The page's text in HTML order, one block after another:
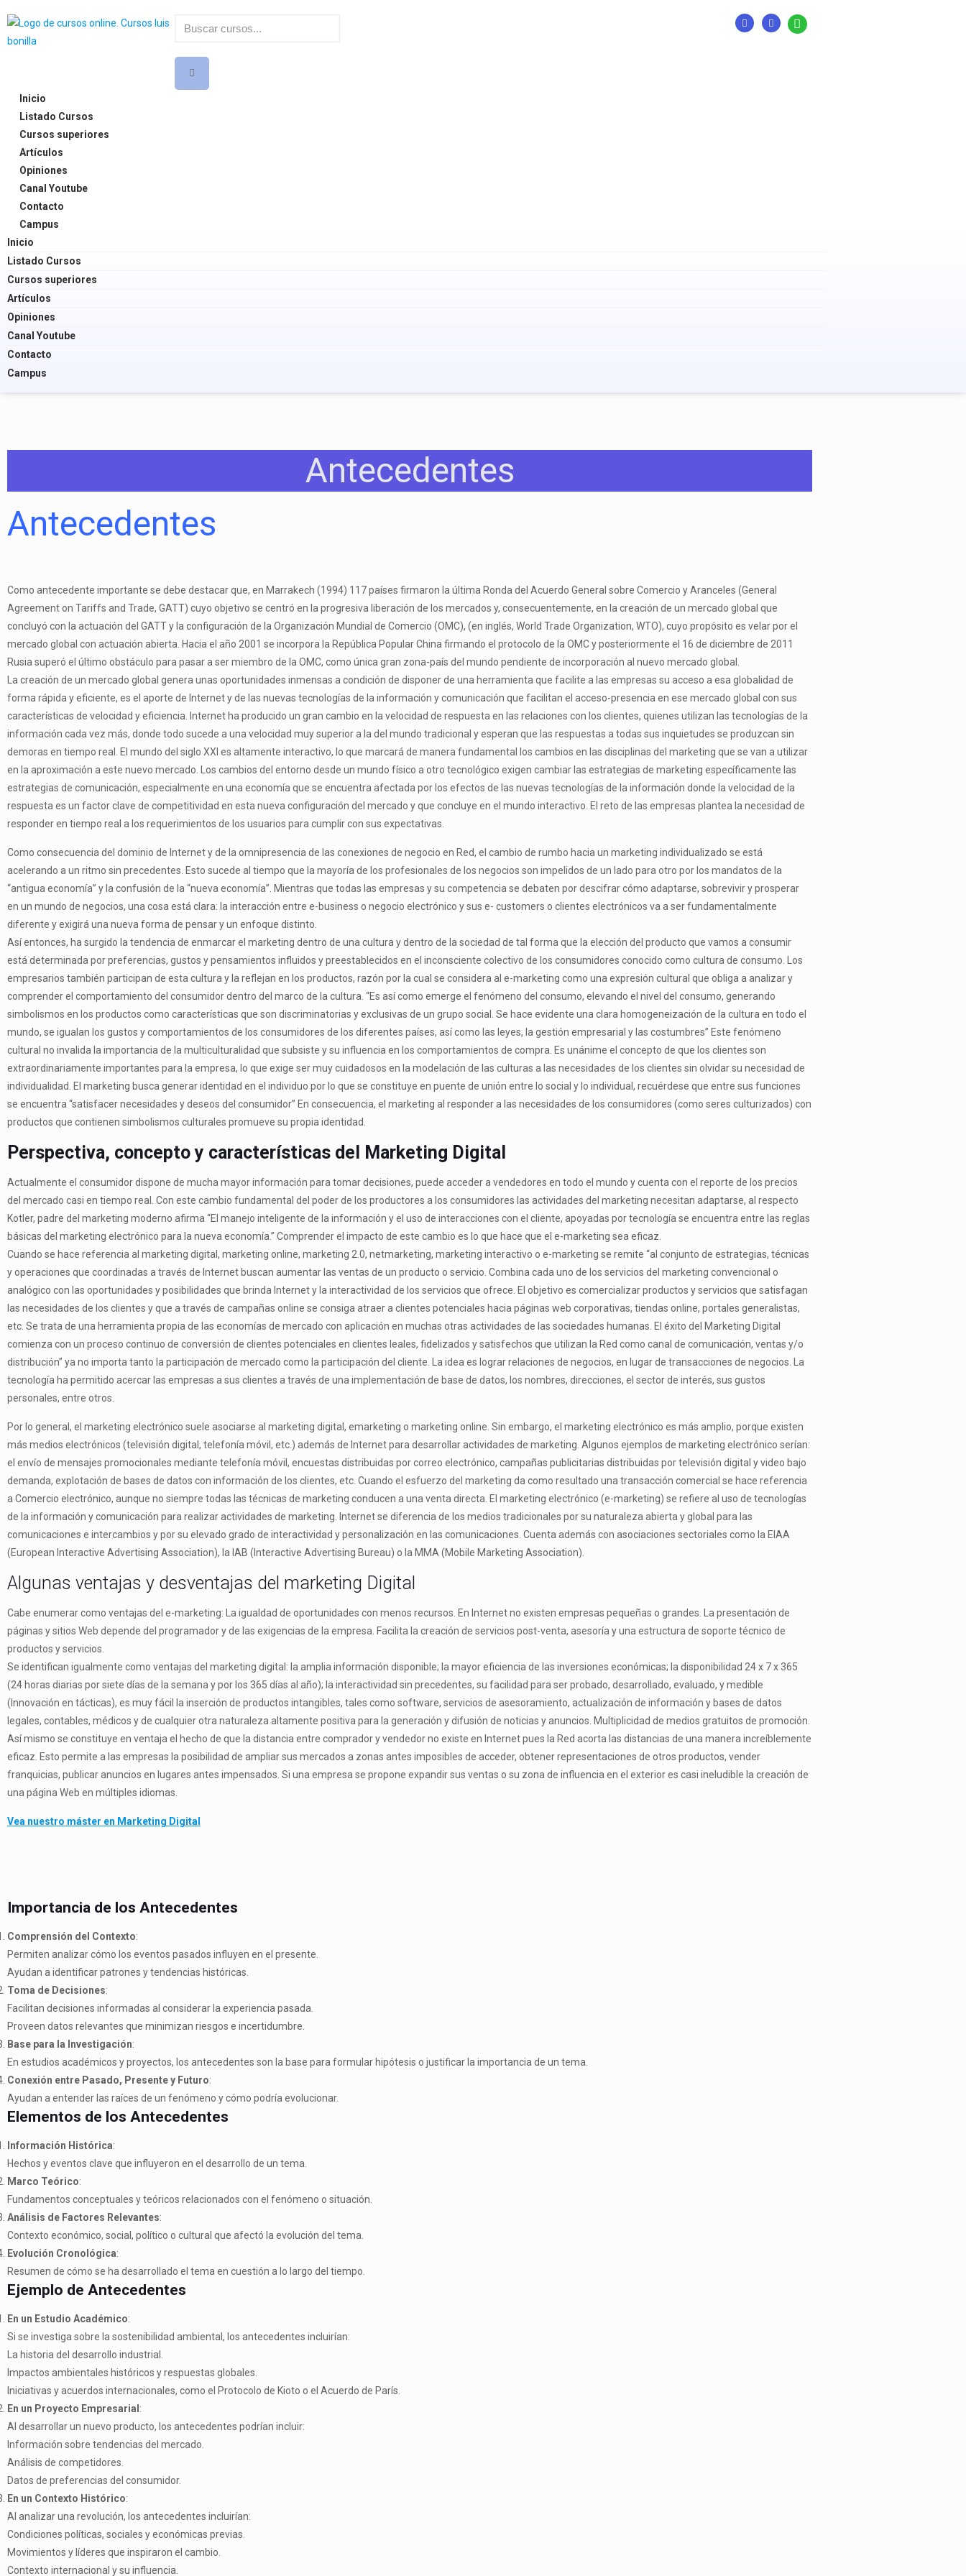
Inicio
Listado Cursos
Cursos superiores
Artículos
Opiniones
Canal Youtube
Contacto
Campus
Inicio
Listado Cursos
Cursos superiores
Artículos
Opiniones
Canal Youtube
Contacto
Campus
Antecedentes
Antecedentes
Como antecedente importante se debe destacar que, en Marrakech (1994) 117 países firmaron la última Ronda del Acuerdo General sobre Comercio y Aranceles (General
Agreement on Tariffs and Trade, GATT) cuyo objetivo se centró en la progresiva liberación de los mercados y, consecuentemente, en la creación de un mercado global que
concluyó con la actuación del GATT y la configuración de la Organización Mundial de Comercio (OMC), (en inglés, World Trade Organization, WTO), cuyo propósito es velar por el
mercado global con actuación abierta. Hacia el año 2001 se incorpora la República Popular China firmando el protocolo de la OMC y posteriormente el 16 de diciembre de 2011
Rusia superó el último obstáculo para pasar a ser miembro de la OMC, como única gran zona-país del mundo pendiente de incorporación al nuevo mercado global.
La creación de un mercado global genera unas oportunidades inmensas a condición de disponer de una herramienta que facilite a las empresas su acceso a esa globalidad de
forma rápida y eficiente, es el aporte de Internet y de las nuevas tecnologías de la información y comunicación que facilitan el acceso-presencia en ese mercado global con sus
características de velocidad y eficiencia. Internet ha producido un gran cambio en la velocidad de respuesta en las relaciones con los clientes, quienes utilizan las tecnologías de la
información cada vez más, donde todo sucede a una velocidad muy superior a la del mundo tradicional y esperan que las respuestas a todas sus inquietudes se produzcan sin
demoras en tiempo real. El mundo del siglo XXI es altamente interactivo, lo que marcará de manera fundamental los cambios en las disciplinas del marketing que se van a utilizar
en la aproximación a este nuevo mercado. Los cambios del entorno desde un mundo físico a otro tecnológico exigen cambiar las estrategias de marketing específicamente las
estrategias de comunicación, especialmente en una economía que se encuentra afectada por los efectos de las nuevas tecnologías de la información donde la velocidad de la
respuesta es un factor clave de competitividad en esta nueva configuración del mercado y que concluye en el mundo interactivo. El reto de las empresas plantea la necesidad de
responder en tiempo real a los requerimientos de los usuarios para cumplir con sus expectativas.
Como consecuencia del dominio de Internet y de la omnipresencia de las conexiones de negocio en Red, el cambio de rumbo hacia un marketing individualizado se está
acelerando a un ritmo sin precedentes. Esto sucede al tiempo que la mayoría de los profesionales de los negocios son impelidos de un lado para otro por los mandatos de la
“antigua economía” y la confusión de la “nueva economía”. Mientras que todas las empresas y su competencia se debaten por descifrar cómo adaptarse, sobrevivir y prosperar
en un mundo de negocios, una cosa está clara: la interacción entre e-business o negocio electrónico y sus e- customers o clientes electrónicos va a ser fundamentalmente
diferente y exigirá una nueva forma de pensar y un enfoque distinto.
Así entonces, ha surgido la tendencia de enmarcar el marketing dentro de una cultura y dentro de la sociedad de tal forma que la elección del producto que vamos a consumir
está determinada por preferencias, gustos y pensamientos influidos y preestablecidos en el inconsciente colectivo de los consumidores conocido como cultura de consumo. Los
empresarios también participan de esta cultura y la reflejan en los productos, razón por la cual se considera al e-marketing como una expresión cultural que obliga a analizar y
comprender el comportamiento del consumidor dentro del marco de la cultura. “Es así como emerge el fenómeno del consumo, elevando el nivel del consumo, generando
simbolismos en los productos como características que son discriminatorias y exclusivas de un grupo social. Se hace evidente una clara homogeneización de la cultura en todo el
mundo, se igualan los gustos y comportamientos de los consumidores de los diferentes países, así como las leyes, la gestión empresarial y las costumbres” Este fenómeno
cultural no invalida la importancia de la multiculturalidad que subsiste y su influencia en los comportamientos de compra. Es unánime el concepto de que los clientes son
extraordinariamente importantes para la empresa, lo que exige ser muy cuidadosos en la modelación de las culturas a las necesidades de los clientes sin olvidar su necesidad de
individualidad. El marketing busca generar identidad en el individuo por lo que se constituye en puente de unión entre lo social y lo individual, recuérdese que entre sus funciones
se encuentra “satisfacer necesidades y deseos del consumidor” En consecuencia, el marketing al responder a las necesidades de los consumidores (como seres culturizados) con
productos que contienen simbolismos culturales promueve su propia identidad.
Perspectiva, concepto y características del Marketing Digital
Actualmente el consumidor dispone de mucha mayor información para tomar decisiones, puede acceder a vendedores en todo el mundo y cuenta con el reporte de los precios
del mercado casi en tiempo real. Con este cambio fundamental del poder de los productores a los consumidores las actividades del marketing necesitan adaptarse, al respecto
Kotler, padre del marketing moderno afirma “El manejo inteligente de la información y el uso de interacciones con el cliente, apoyadas por tecnología se encuentra entre las reglas
básicas del marketing electrónico para la nueva economía.” Comprender el impacto de este cambio es lo que hace que el e-marketing sea eficaz.
Cuando se hace referencia al marketing digital, marketing online, marketing 2.0, netmarketing, marketing interactivo o e-marketing se remite “al conjunto de estrategias, técnicas
y operaciones que coordinadas a través de Internet buscan aumentar las ventas de un producto o servicio. Combina cada uno de los servicios del marketing convencional o
analógico con las oportunidades y posibilidades que brinda Internet y la interactividad de los servicios que ofrece. El objetivo es comercializar productos y servicios que satisfagan
las necesidades de los clientes y que a través de campañas online se consiga atraer a clientes potenciales hacia páginas web corporativas, tiendas online, portales generalistas,
etc. Se trata de una herramienta propia de las economías de mercado con aplicación en muchas otras actividades de las sociedades humanas. El éxito del Marketing Digital
comienza con un proceso continuo de conversión de clientes potenciales en clientes leales, fidelizados y satisfechos que utilizan la Red como canal de comunicación, ventas y/o
distribución” ya no importa tanto la participación de mercado como la participación del cliente. La idea es lograr relaciones de negocios, en lugar de transacciones de negocios. La
tecnología ha permitido acercar las empresas a sus clientes a través de una implementación de base de datos, los nombres, direcciones, el sector de interés, sus gustos
personales, entre otros.
Por lo general, el marketing electrónico suele asociarse al marketing digital, emarketing o marketing online. Sin embargo, el marketing electrónico es más amplio, porque existen
más medios electrónicos (televisión digital, telefonía móvil, etc.) además de Internet para desarrollar actividades de marketing. Algunos ejemplos de marketing electrónico serían:
el envío de mensajes promocionales mediante telefonía móvil, encuestas distribuidas por correo electrónico, campañas publicitarias distribuidas por televisión digital y video bajo
demanda, explotación de bases de datos con información de los clientes, etc. Cuando el esfuerzo del marketing da como resultado una transacción comercial se hace referencia
a Comercio electrónico, aunque no siempre todas las técnicas de marketing conducen a una venta directa. El marketing electrónico (e-marketing) se refiere al uso de tecnologías
de la información y comunicación para realizar actividades de marketing. Internet se diferencia de los medios tradicionales por su naturaleza abierta y global para las
comunicaciones e intercambios y por su elevado grado de interactividad y personalización en las comunicaciones. Cuenta además con asociaciones sectoriales como la EIAA
(European Interactive Advertising Association), la IAB (Interactive Advertising Bureau) o la MMA (Mobile Marketing Association).
Algunas ventajas y desventajas del marketing Digital
Cabe enumerar como ventajas del e-marketing: La igualdad de oportunidades con menos recursos. En Internet no existen empresas pequeñas o grandes. La presentación de
páginas y sitios Web depende del programador y de las exigencias de la empresa. Facilita la creación de servicios post-venta, asesoría y una estructura de soporte técnico de
productos y servicios.
Se identifican igualmente como ventajas del marketing digital: la amplia información disponible; la mayor eficiencia de las inversiones económicas; la disponibilidad 24 x 7 x 365
(24 horas diarias por siete días de la semana y por los 365 días al año); la interactividad sin precedentes, su facilidad para ser probado, desarrollado, evaluado, y medible
(Innovación en tácticas), es muy fácil la inserción de productos intangibles, tales como software, servicios de asesoramiento, actualización de información y bases de datos
legales, contables, médicos y de cualquier otra naturaleza altamente positiva para la generación y difusión de noticias y anuncios. Multiplicidad de medios gratuitos de promoción.
Así mismo se constituye en ventaja el hecho de que la distancia entre comprador y vendedor no existe en Internet pues la Red acorta las distancias de una manera increíblemente
eficaz. Esto permite a las empresas la posibilidad de ampliar sus mercados a zonas antes imposibles de acceder, obtener representaciones de otros productos, vender
franquicias, publicar anuncios en lugares antes impensados. Si una empresa se propone expandir sus ventas o su zona de influencia en el exterior es casi ineludible la creación de
una página Web en múltiples idiomas.
Vea nuestro máster en Marketing Digital
Importancia de los Antecedentes
Comprensión del Contexto:
Permiten analizar cómo los eventos pasados influyen en el presente.
Ayudan a identificar patrones y tendencias históricas.
Toma de Decisiones:
Facilitan decisiones informadas al considerar la experiencia pasada.
Proveen datos relevantes que minimizan riesgos e incertidumbre.
Base para la Investigación:
En estudios académicos y proyectos, los antecedentes son la base para formular hipótesis o justificar la importancia de un tema.
Conexión entre Pasado, Presente y Futuro:
Ayudan a entender las raíces de un fenómeno y cómo podría evolucionar.
Elementos de los Antecedentes
Información Histórica:
Hechos y eventos clave que influyeron en el desarrollo de un tema.
Marco Teórico:
Fundamentos conceptuales y teóricos relacionados con el fenómeno o situación.
Análisis de Factores Relevantes:
Contexto económico, social, político o cultural que afectó la evolución del tema.
Evolución Cronológica:
Resumen de cómo se ha desarrollado el tema en cuestión a lo largo del tiempo.
Ejemplo de Antecedentes
En un Estudio Académico:
Si se investiga sobre la sostenibilidad ambiental, los antecedentes incluirían:
La historia del desarrollo industrial.
Impactos ambientales históricos y respuestas globales.
Iniciativas y acuerdos internacionales, como el Protocolo de Kioto o el Acuerdo de París.
En un Proyecto Empresarial :
Al desarrollar un nuevo producto, los antecedentes podrían incluir:
Información sobre tendencias del mercado.
Análisis de competidores.
Datos de preferencias del consumidor.
En un Contexto Histórico:
Al analizar una revolución, los antecedentes incluirían:
Condiciones políticas, sociales y económicas previas.
Movimientos y líderes que inspiraron el cambio.
Contexto internacional y su influencia.